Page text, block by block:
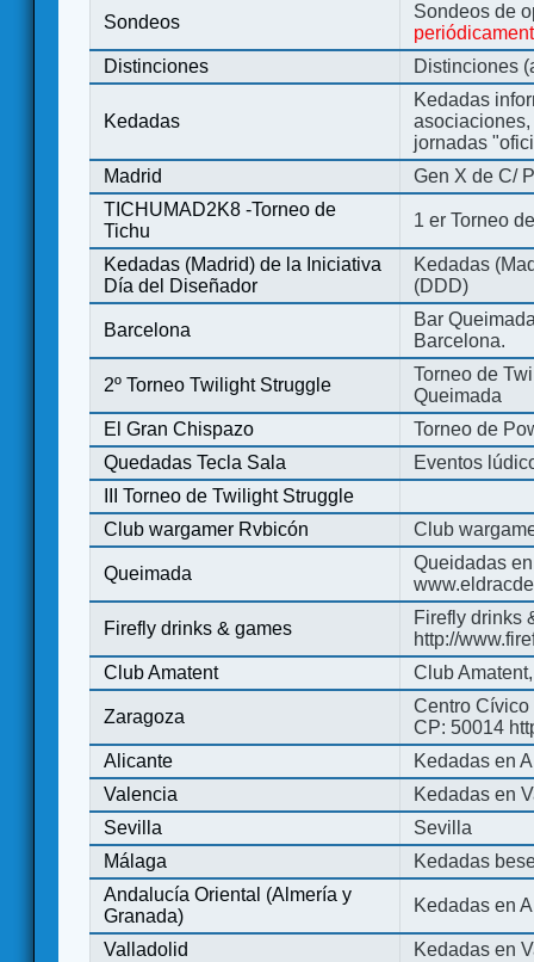
Sondeos
Sondeos de
Distinciones
Distinciones
Kedadas
Kedadas
jornadas
Madrid
Gen X de C/
TICHUMAD2K8 -Torneo de
Tichu
1 er Torneo
Kedadas (Madrid) de la Iniciativa
Día del Diseñador
Kedadas
(DDD)
Barcelona
Bar
Barcelona.
2º Torneo Twilight Struggle
Torneo de
Queimada
El Gran Chispazo
Torneo de
Quedadas Tecla Sala
Eventos
III Torneo de Twilight Struggle
Club wargamer Rvbicón
Club
Queimada
Queidadas
Firefly drinks & games
Firefly drinks
http://
Club Amatent
Club
Zaragoza
Centro Cívico
CP: 50014
Alicante
Kedadas en
Valencia
Kedadas en
Sevilla
Sevilla
Málaga
Kedadas
Andalucía Oriental (Almería y
Granada)
Kedadas en
Valladolid
Kedadas en